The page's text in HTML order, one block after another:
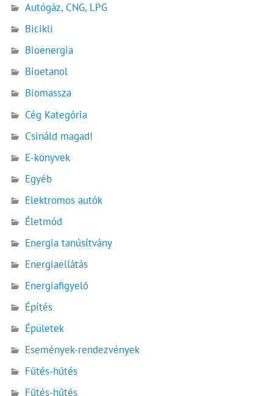
Autógáz, CNG, LPG
Bicikli
Bioenergia
Bioetanol
Biomassza
Cég Kategória
Csináld magad!
E-könyvek
Egyéb
Elektromos autók
Életmód
Energia tanúsítvány
Energiaellátás
Energiafigyelő
Építés
Épületek
Események-rendezvények
Fűtés-hűtés
Fűtés-hűtés